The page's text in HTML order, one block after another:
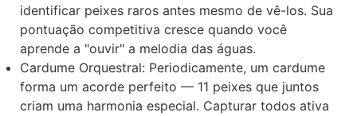
identificar peixes raros antes mesmo de vê-los. Sua
pontuação competitiva cresce quando você
aprende a "ouvir" a melodia das águas.
Cardume Orquestral: Periodicamente, um cardume
forma um acorde perfeito — 11 peixes que juntos
criam uma harmonia especial. Capturar todos ativa